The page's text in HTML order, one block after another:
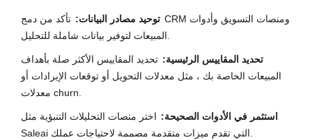
توحيد مصادر البيانات: تأكد من دمج CRM ومنصات التسويق وأدوات
المبيعات لتوفير بيانات شاملة للتحليل.
تحديد المقاييس الرئيسية: تحديد المقاييس الأكثر صلة بأهداف
المبيعات الخاصة بك ، مثل معدلات التحويل أو توقعات الإيرادات أو
معدلات churn.
استثمر في الأدوات الصحيحة: اختر منصات التحليلات التنبؤية مثل
Saleai التي تقدم ميزات متقدمة مصممة لاحتياجات عملك.